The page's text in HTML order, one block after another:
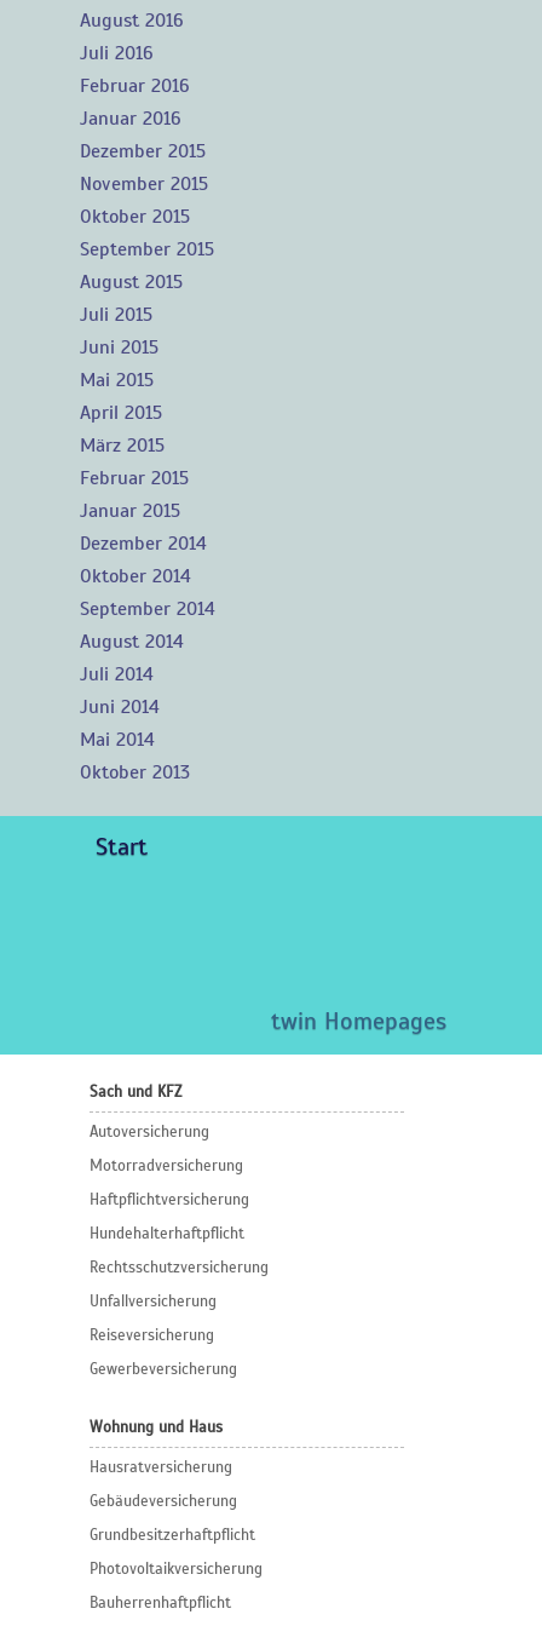
August 2016
Juli 2016
Februar 2016
Januar 2016
Dezember 2015
November 2015
Oktober 2015
September 2015
August 2015
Juli 2015
Juni 2015
Mai 2015
April 2015
März 2015
Februar 2015
Januar 2015
Dezember 2014
Oktober 2014
September 2014
August 2014
Juli 2014
Juni 2014
Mai 2014
Oktober 2013
Start
twin Homepages
Sach und KFZ
Autoversicherung
Motorradversicherung
Haftpflichtversicherung
Hundehalterhaftpflicht
Rechtsschutzversicherung
Unfallversicherung
Reiseversicherung
Gewerbeversicherung
Wohnung und Haus
Hausratversicherung
Gebäudeversicherung
Grundbesitzerhaftpflicht
Photovoltaikversicherung
Bauherrenhaftpflicht